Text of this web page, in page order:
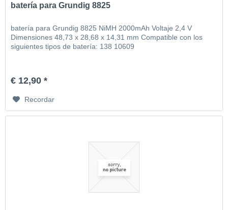
batería para Grundig 8825
batería para Grundig 8825 NiMH 2000mAh Voltaje 2,4 V
Dimensiones 48,73 x 28,68 x 14,31 mm Compatible con los
siguientes tipos de batería: 138 10609
€ 12,90 *
Recordar